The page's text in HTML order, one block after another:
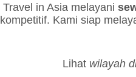
Travel in Asia melayani
kompetitif. Kami siap
Lihat wilayah